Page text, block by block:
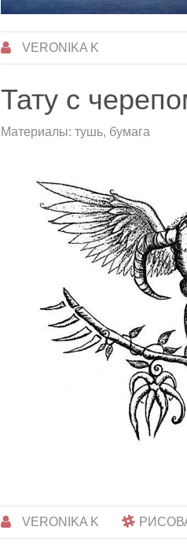
VERONIKA K
Тату с
Материалы: тушь, бумага
VERONIKA K